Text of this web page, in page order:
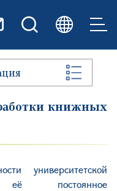
книжных
университетской
её постоянное